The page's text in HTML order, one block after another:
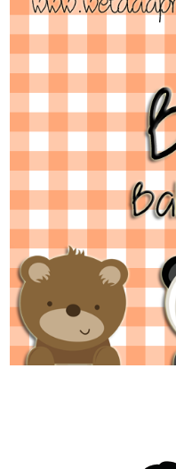
Latihan
Soal dan
Soal dan
Soal dan
Belajar
Jawaban
Jawaban
Jawaban
Jawaban